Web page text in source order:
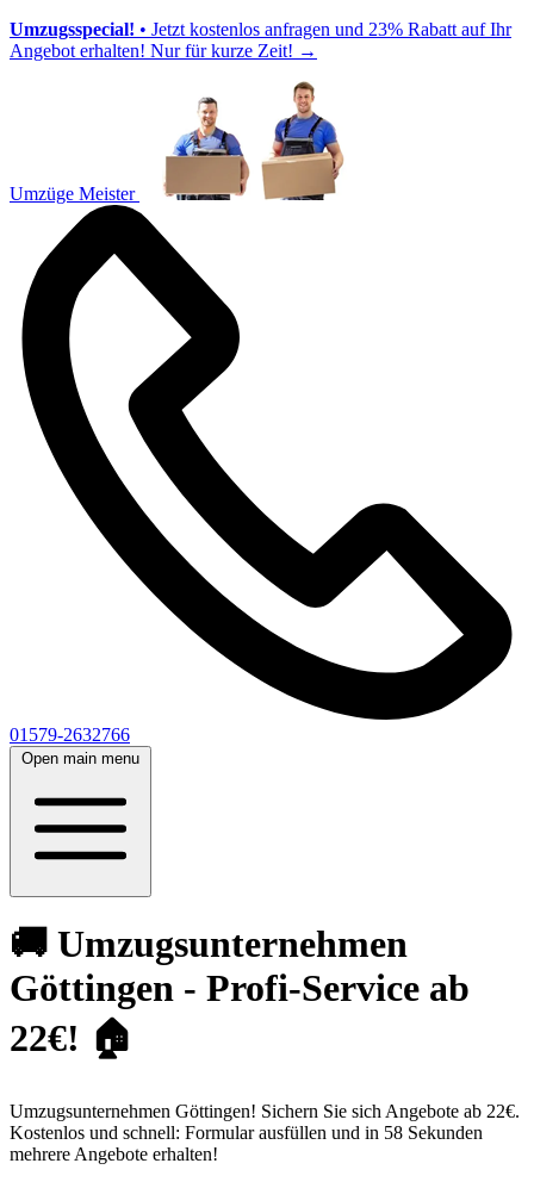
Umzugsspecial! • Jetzt kostenlos anfragen und 23% Rabatt auf Ihr
Angebot erhalten! Nur für kurze Zeit! →
Umzüge Meister
01579-2632766
Open main menu
🚚 Umzugsunternehmen
Göttingen - Profi-Service ab
22€! 🏠
Umzugsunternehmen Göttingen! Sichern Sie sich Angebote ab 22€.
Kostenlos und schnell: Formular ausfüllen und in 58 Sekunden
mehrere Angebote erhalten!